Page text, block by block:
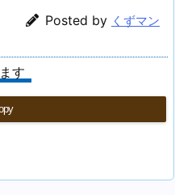
Posted by くずマン
す